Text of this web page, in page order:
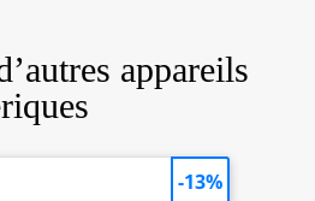
une prise de vue
simple ; COOLPIX
P950 peut capturer
vidéos 4K UHD ;
appareils
-13%